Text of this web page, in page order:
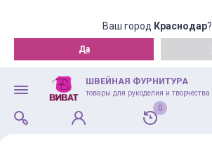
Ваш город Краснодар?
Да
ШВЕЙНАЯ ФУРНИТУРА
товары для рукоделия и творчества
0